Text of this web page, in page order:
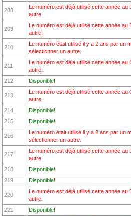
208
Le numéro est déjà utilisé cette année
autre.
209
Le numéro est déjà utilisé cette année
autre.
210
Le numéro était utilisé il y a 2 ans par un
sélectionner un autre.
211
Le numéro est déjà utilisé cette année
autre.
212
Disponible!
213
Le numéro est déjà utilisé cette année
autre.
214
Disponible!
215
Disponible!
216
Le numéro était utilisé il y a 2 ans par un
sélectionner un autre.
217
Le numéro est déjà utilisé cette année
autre.
218
Disponible!
219
Disponible!
220
Le numéro est déjà utilisé cette année
autre.
221
Disponible!